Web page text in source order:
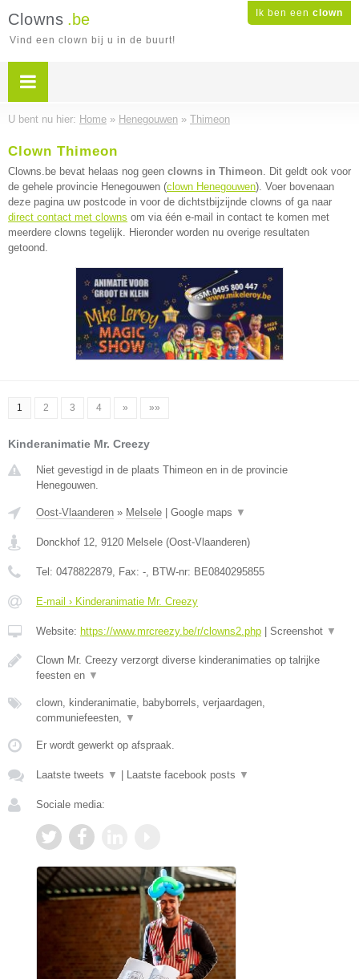
Ik ben een clown
Clowns .be
Vind een clown bij u in de buurt!
U bent nu hier: Home » Henegouwen » Thimeon
Clown Thimeon
Clowns.be bevat helaas nog geen clowns in Thimeon. Dit geldt ook voor
de gehele provincie Henegouwen (clown Henegouwen). Voer bovenaan
deze pagina uw postcode in voor de dichtstbijzijnde clowns of ga naar
direct contact met clowns om via één e-mail in contact te komen met
meerdere clowns tegelijk. Hieronder worden nu overige resultaten
getoond.
1 2 3 4 » »»
Kinderanimatie Mr. Creezy
Niet gevestigd in de plaats Thimeon en in de provincie
Henegouwen.
Oost-Vlaanderen » Melsele Google maps ▼
Donckhof 12, 9120 Melsele (Oost-Vlaanderen)
Tel: 0478822879, Fax: -, BTW-nr: BE0840295855
E-mail › Kinderanimatie Mr. Creezy
Website: https://www.mrcreezy.be/r/clowns2.php Screenshot ▼
Clown Mr. Creezy verzorgt diverse kinderanimaties op talrijke
feesten en ▼
clown, kinderanimatie, babyborrels, verjaardagen,
communiefeesten, ▼
Er wordt gewerkt op afspraak.
Laatste tweets ▼ Laatste facebook posts ▼
Sociale media: